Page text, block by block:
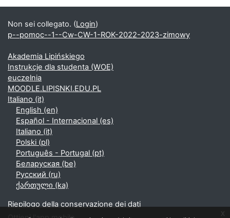
Non sei collegato. (Login)
p--pomoc--1--Cw-CW-1-ROK-2022-2023-zimowy
Akademia Lipińskiego
Instrukcje dla studenta (WOE)
euczelnia
MOODLE.LIPISNKI.EDU.PL
Italiano ‎(it)‎
English ‎(en)‎
Español - Internacional ‎(es)‎
Italiano ‎(it)‎
Polski ‎(pl)‎
Português - Portugal ‎(pt)‎
Беларуская ‎(be)‎
Русский ‎(ru)‎
ქართული ‎(ka)‎
Riepilogo della conservazione dei dati
x